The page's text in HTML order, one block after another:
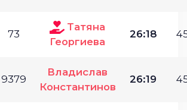
73
Татяна
Георгиева
26:18
9379
Владислав
Константинов
26:19